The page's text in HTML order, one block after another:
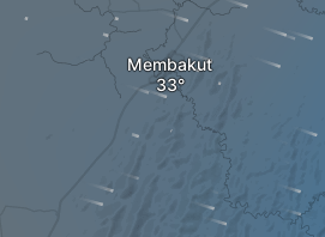
Membakut